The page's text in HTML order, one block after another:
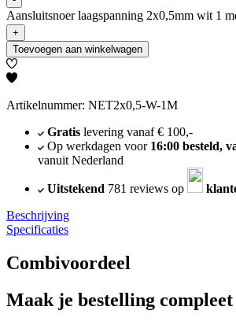
Aansluitsnoer laagspanning 2x0,5mm wit 1
+
Toevoegen aan winkelwagen
Artikelnummer: NET2x0,5-W-1M
Gratislevering vanaf € 100,-
Op werkdagen voor 16:00 besteld,
vanuit Nederland
Uitstekend 781 reviews op
Beschrijving
Specificaties
Combivoordeel
Maak je bestelling compleet